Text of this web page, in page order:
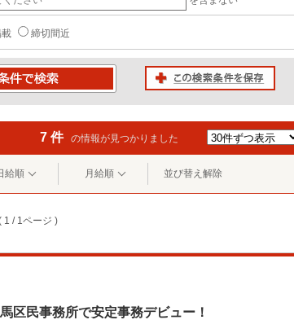
締切間近
7 件 の情報が見つかりました
給順 月給順 並び替え解除
1 / 1ページ )
区民事務所で安定事務デビュー！